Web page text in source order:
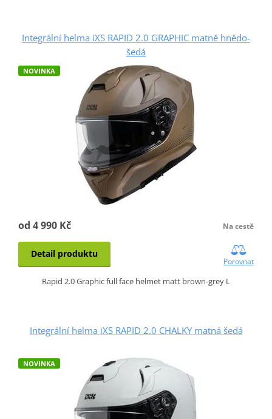
Integrální helma iXS RAPID 2.0 GRAPHIC matně hnědo-
šedá
NOVINKA
od 4 990 Kč Na cestě
Detail produktu
Porovnat
Rapid 2.0 Graphic full face helmet matt brown-grey L
Integrální helma iXS RAPID 2.0 CHALKY matná šedá
NOVINKA